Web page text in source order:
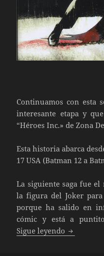
Continuamos con esta
interesante etapa y
“Héroes Inc.» de Zona
Esta historia abarca
17 USA (Batman 12 a
La siguiente saga fue
la figura del Joker
porque ha salido en
cómic y está a
Sigue leyendo Batman